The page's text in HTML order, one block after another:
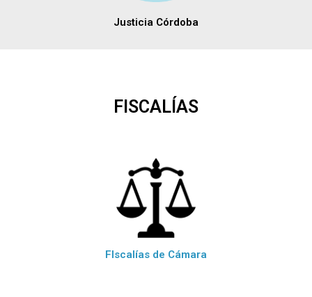
Justicia Córdoba
FISCALÍAS
FIscalías de Cámara